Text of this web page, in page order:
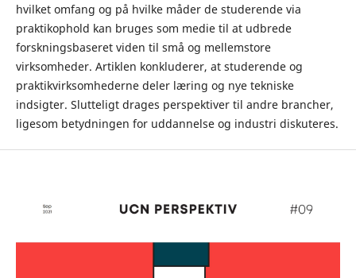
hvilket omfang og på hvilke måder de studerende via
praktikophold kan bruges som medie til at udbrede
forskningsbaseret viden til små og mellemstore
virksomheder. Artiklen konkluderer, at studerende og
praktikvirksomhederne deler læring og nye tekniske
indsigter. Slutteligt drages perspektiver til andre brancher,
ligesom betydningen for uddannelse og industri diskuteres.